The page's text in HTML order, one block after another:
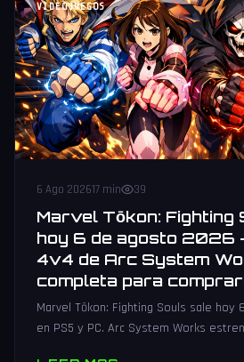
VIDEOJUEGOS
6 Ago 202617 min 39
Marvel Tōkon: Fighting
hoy 6 de agosto 2026
4v4 de Arc System
completa para
Marvel Tōkon: Fighting Souls sale hoy
en PS5 y PC. Arc System Works